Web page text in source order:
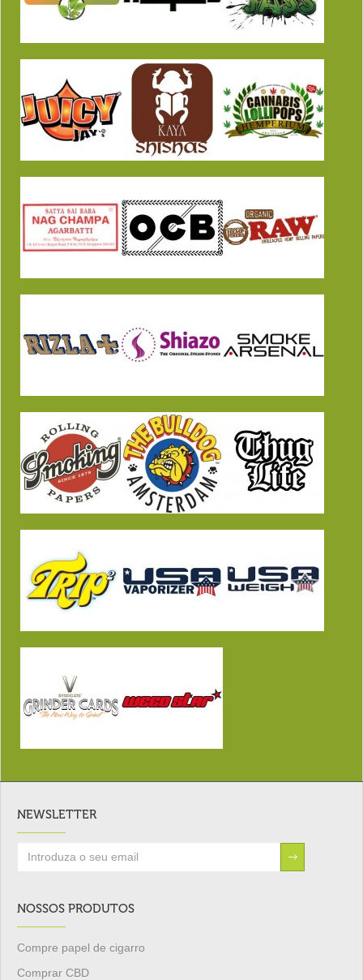
NEWSLETTER
NOSSOS PRODUTOS
Compre papel de cigarro
Comprar CBD